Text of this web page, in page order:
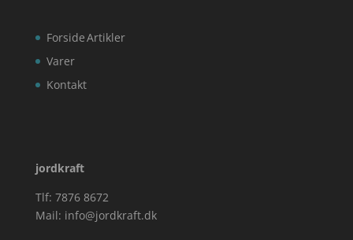
Forside
Varer
Kontakt
Artikler
jordkraft
Tlf: 7876 8672
Mail: info@jordkraft.dk